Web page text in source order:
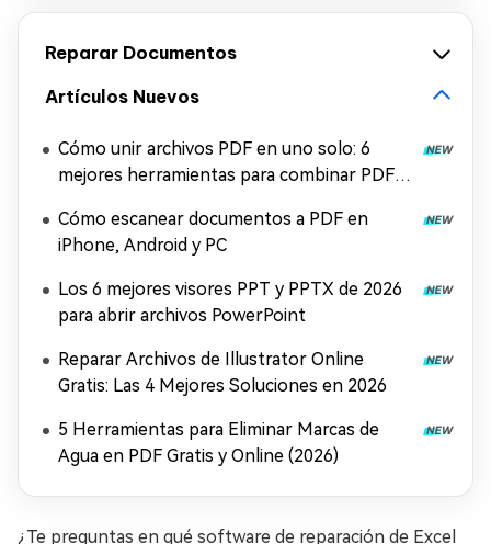
Reparar Documentos
Artículos Nuevos
Cómo unir archivos PDF en uno solo: 6
mejores herramientas para combinar PDF
Cómo escanear documentos a PDF en
iPhone, Android y PC
Los 6 mejores visores PPT y PPTX de 2026
para abrir archivos PowerPoint
Reparar Archivos de Illustrator Online
Gratis: Las 4 Mejores Soluciones en 2026
5 Herramientas para Eliminar Marcas de
Agua en PDF Gratis y Online (2026)
¿Te preguntas en qué software de reparación de Excel